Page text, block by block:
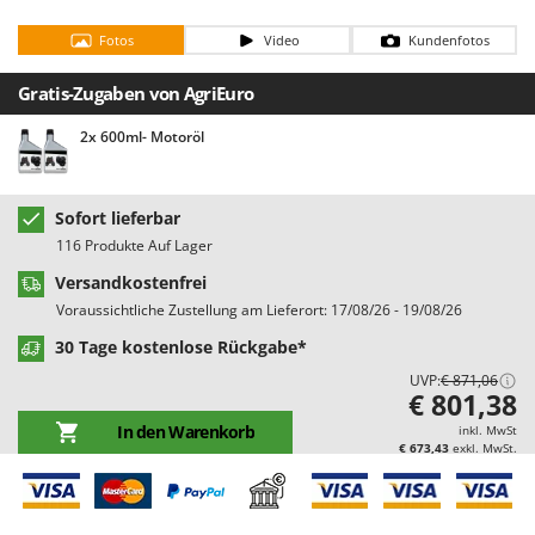
Bodenreinigungsmaschinen
Brutmaschinen Inkubatoren
Bürsten für den Außenbereich
D Dampfreiniger und Dampfbesen
E
Einachsschlepper
Erdbohrer
Erntenetze für Obst und Oliven
Feder Grubber
Feldspritzen für Pflanzenschutz
Fensterreiniger
Fleischwolf
Barbieri
Batavia
Benassi
Beper
Berkel
Bernardi
Bertolini Pumps
Besser Vacuum
Bestway
Beta tools
Black & Decker
BlackStone
Blue Bird
Fotos Video Kundenfotos
Gratis-Zugaben von AgriEuro
2x 600ml- Motoröl
Sofort lieferbar
116 Produkte Auf Lager
Versandkostenfrei
Voraussichtliche Zustellung am Lieferort: 17/08/26 - 19/08/26
30 Tage kostenlose Rückgabe*
UVP:€ 871,06
In den Warenkorb
€ 801,38
inkl. MwSt
€ 673,43 exkl. MwSt.